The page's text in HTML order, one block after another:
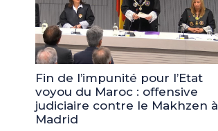
Fin de l’impunité pour l’Etat
voyou du Maroc : offensive
judiciaire contre le Makhzen à
Madrid